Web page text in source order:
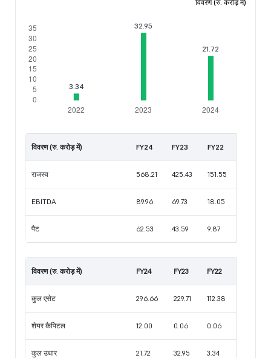
विवरण (रु. करोड़ में)
विवरण (रु. करोड़ में) FY24 FY23 FY22
राजस्व 568.21 425.43 151.55
EBITDA 89.96 69.73 18.05
पैट 62.53 43.59 9.87
विवरण (रु. करोड़ में) FY24 FY23 FY22
कुल एसेट 296.66 229.71 112.38
शेयर कैपिटल 12.00 0.06 0.06
कुल उधार 21.72 32.95 3.34